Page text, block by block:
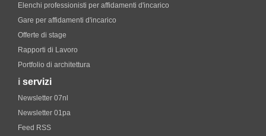
Elenchi professionisti per affidamenti d'incarico
Gare per affidamenti d'incarico
Offerte di stage
Rapporti di Lavoro
Portfolio di architettura
i servizi
Newsletter 07nl
Newsletter 01pa
Feed RSS